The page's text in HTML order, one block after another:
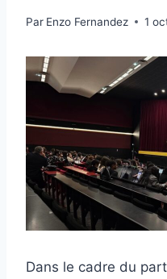
Par Enzo Fernandez 1
Dans le cadre du